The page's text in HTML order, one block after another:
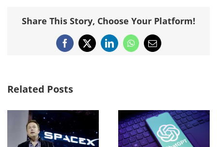
Share This Story, Choose Your Platform!
Facebook
X LinkedInWhatsApp
Email
Related Posts